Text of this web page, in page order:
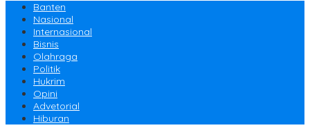
Banten
Nasional
Internasional
Bisnis
Olahraga
Politik
Hukrim
Opini
Advetorial
Hiburan